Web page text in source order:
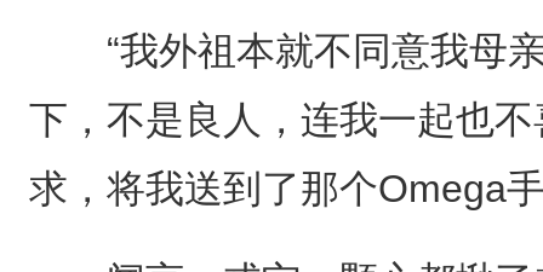
“我外祖本就不同意我母亲
下，不是良人，连我一起也
求，将我送到了那个Omega